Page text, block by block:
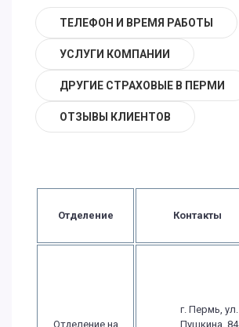
ТЕЛЕФОН И ВРЕМЯ РАБОТЫ
УСЛУГИ КОМПАНИИ
ДРУГИЕ СТРАХОВЫЕ В ПЕРМИ
ОТЗЫВЫ КЛИЕНТОВ
Отделение Контакты
Отделение на
г. Пермь, ул.
Пушкина, 84